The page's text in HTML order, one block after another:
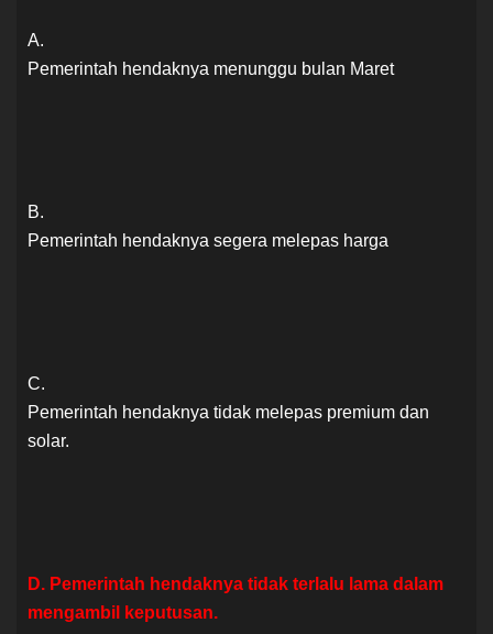
A.
Pemerintah hendaknya menunggu bulan Maret
B.
Pemerintah hendaknya segera melepas harga
C.
Pemerintah hendaknya tidak melepas premium dan
solar.
D. Pemerintah hendaknya tidak terlalu lama dalam
mengambil keputusan.